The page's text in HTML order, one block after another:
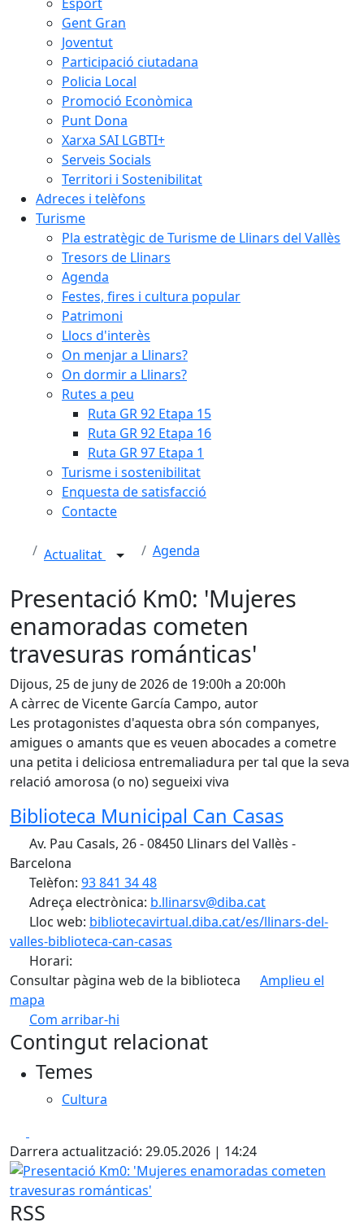
Gent Gran
Joventut
Participació ciutadana
Policia Local
Promoció Econòmica
Punt Dona
Xarxa SAI LGBTI+
Serveis Socials
Territori i Sostenibilitat
Adreces i telèfons
Turisme
Pla estratègic de Turisme de Llinars del Vallès
Tresors de Llinars
Agenda
Festes, fires i cultura popular
Patrimoni
Llocs d'interès
On menjar a Llinars?
On dormir a Llinars?
Rutes a peu
Ruta GR 92 Etapa 15
Ruta GR 92 Etapa 16
Ruta GR 97 Etapa 1
Turisme i sostenibilitat
Enquesta de satisfacció
Contacte
Actualitat Agenda
Presentació Km0: 'Mujeres
enamoradas cometen
travesuras románticas'
Dijous, 25 de juny de 2026 de 19:00h a 20:00h
A càrrec de Vicente García Campo, autor
Les protagonistes d'aquesta obra són companyes,
amigues o amants que es veuen abocades a cometre
una petita i deliciosa entremaliadura per tal que la seva
relació amorosa (o no) segueixi viva
Biblioteca Municipal Can Casas
Av. Pau Casals, 26 - 08450 Llinars del Vallès -
Barcelona
Telèfon: 93 841 34 48
Adreça electrònica: b.llinarsv@diba.cat
Lloc web: bibliotecavirtual.diba.cat/es/llinars-del-
valles-biblioteca-can-casas
Horari:
Consultar pàgina web de la biblioteca
Amplieu el
mapa
Com arribar-hi
+
Contingut relacionat
Temes
Cultura
Darrera actualització: 29.05.2026 | 14:24
Presentació Km0: 'Mujeres enamoradas cometen
RSS